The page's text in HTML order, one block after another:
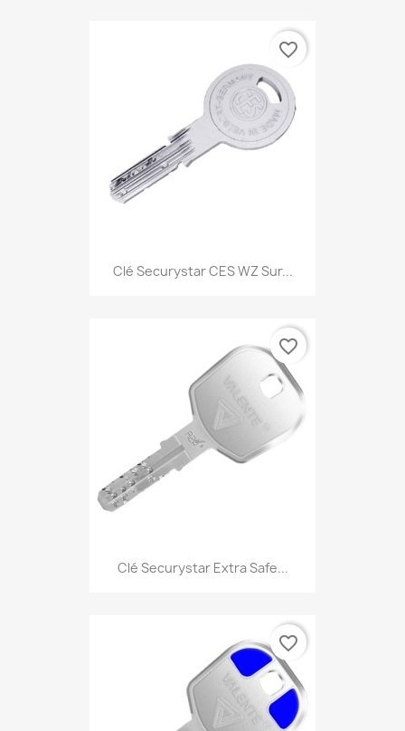
Clé Securystar CES WZ Sur...
favorite_border
Clé Securystar Extra Safe...
favorite_border
favorite_border